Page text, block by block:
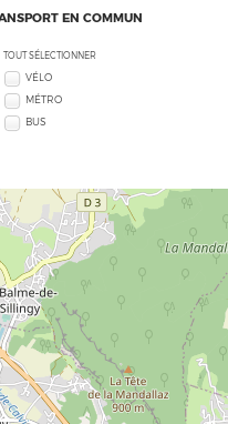
EN COMMUN
TOUT SÉLECTIONNER
VÉLO
MÉTRO
BUS